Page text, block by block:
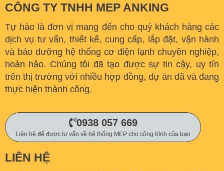
CÔNG TY TNHH MEP ANKING
Tự hào là đơn vị mang đến cho quý khách hàng các
dịch vụ tư vấn, thiết kế, cung cấp, lắp đặt, vận hành
và bảo dưỡng hệ thống cơ điện lạnh chuyên nghiệp,
hoàn hảo. Chúng tôi đã tạo được sự tin cậy, uy tín
trên thị trường với nhiều hợp đồng, dự án đã và đang
thực hiện thành công.
0938 057 669
Liên hệ để được tư vấn về hệ thống MEP cho công trình của bạn
LIÊN HỆ